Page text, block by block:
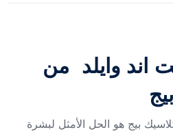
اند وايلد من
بيج هو الحل الأمثل لبشرة